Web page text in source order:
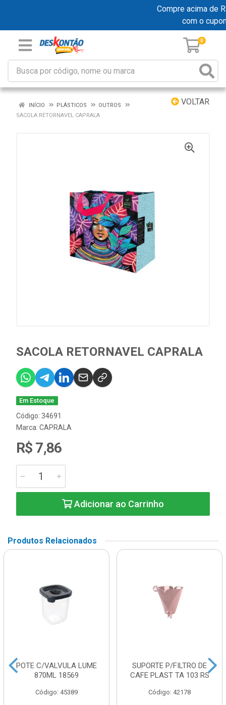
Compre acima de
com o
0
VOLTAR
INÍCIO PLÁSTICOS
OUTROS
SACOLA RETORNAVEL CAPRALA
SACOLA RETORNAVEL CAPRALA
Em Estoque
Código: 34691
Marca: CAPRALA
R$ 7,86
Adicionar ao Carrinho
Produtos Relacionados
POTE C/VALVULA LUME
870ML 18569
Código: 45389
SUPORTE P/FILTRO DE
CAFE PLAST TA 103 RS
Código: 42178